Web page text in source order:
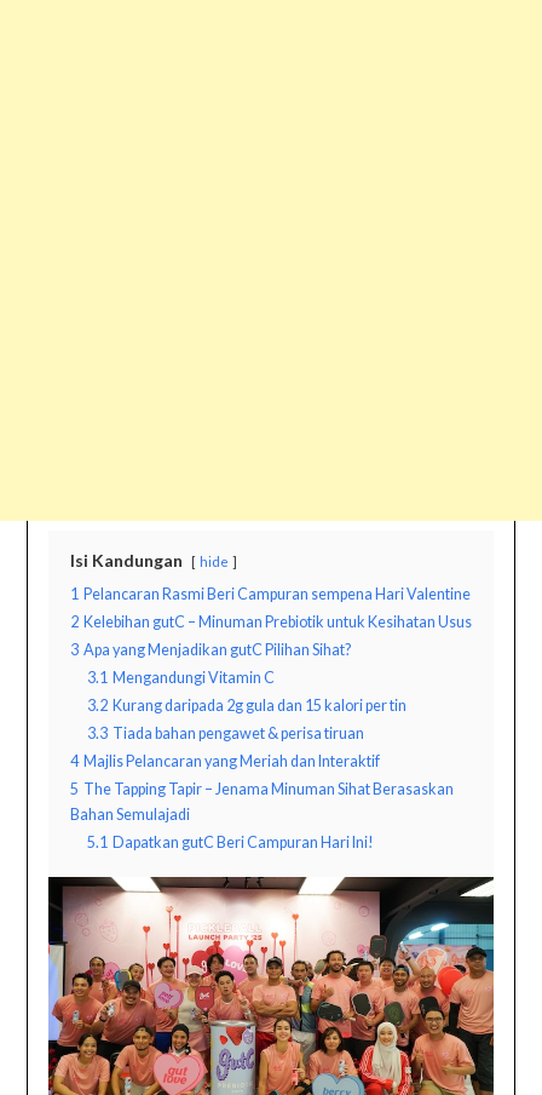
Isi Kandungan hide
1 Pelancaran Rasmi Beri Campuran sempena Hari Valentine
2 Kelebihan gutC – Minuman Prebiotik untuk Kesihatan Usus
3 Apa yang Menjadikan gutC Pilihan Sihat?
3.1 Mengandungi Vitamin C
3.2 Kurang daripada 2g gula dan 15 kalori per tin
3.3 Tiada bahan pengawet & perisa tiruan
4 Majlis Pelancaran yang Meriah dan Interaktif
5 The Tapping Tapir – Jenama Minuman Sihat Berasaskan
Bahan Semulajadi
5.1 Dapatkan gutC Beri Campuran Hari Ini!